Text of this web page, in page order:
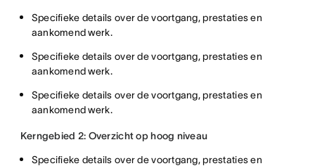
Specifieke details over de voortgang, prestaties en
aankomend werk.
Specifieke details over de voortgang, prestaties en
aankomend werk.
Specifieke details over de voortgang, prestaties en
aankomend werk.
Kerngebied 2: Overzicht op hoog niveau
Specifieke details over de voortgang, prestaties en